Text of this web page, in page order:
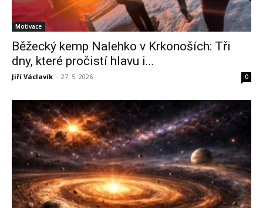
Motivace
Běžecký kemp Nalehko v Krkonoších: Tři
dny, které pročistí hlavu i...
Jiří Václavík - 27. 5. 2026 0